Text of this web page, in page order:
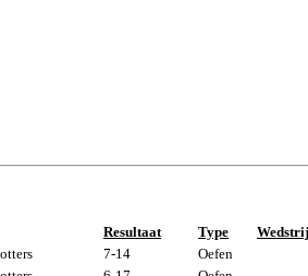
Resultaat Type
7-14 Oefen